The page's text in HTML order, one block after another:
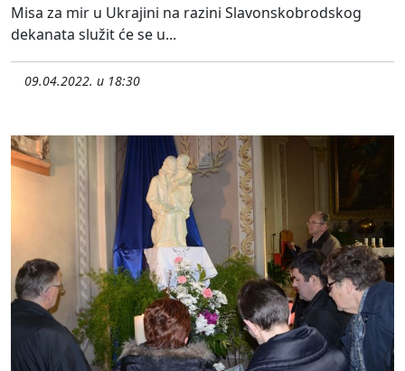
Misa za mir u Ukrajini na razini Slavonskobrodskog
dekanata služit će se u...
09.04.2022. u 18:30